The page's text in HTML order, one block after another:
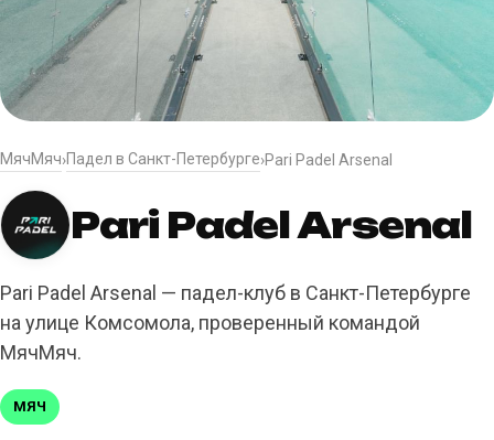
МячМяч›Падел в Санкт-Петербурге›Pari Padel Arsenal
Pari Padel Arsenal
Pari Padel Arsenal — падел-клуб в Санкт-Петербурге
на улице Комсомола, проверенный командой
МячМяч.
МЯЧ